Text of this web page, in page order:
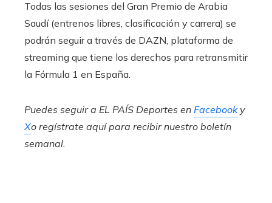
Todas las sesiones del Gran Premio de Arabia
Saudí (entrenos libres, clasificación y carrera) se
podrán seguir a través de DAZN, plataforma de
streaming que tiene los derechos para retransmitir
la Fórmula 1 en España.
Puedes seguir a EL PAÍS Deportes en Facebooky
Xo regístrate aquí para recibirnuestro boletín
semanal